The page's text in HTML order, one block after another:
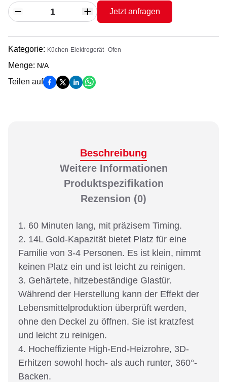
Jetzt anfragen
Kategorie: Küchen-Elektrogerät Ofen
Menge: N/A
Teilen auf
Beschreibung
Weitere Informationen
Produktspezifikation
Rezension (0)
1. 60 Minuten lang, mit präzisem Timing.
2. 14L Gold-Kapazität bietet Platz für eine
Familie von 3-4 Personen. Es ist klein, nimmt
keinen Platz ein und ist leicht zu reinigen.
3. Gehärtete, hitzebeständige Glastür.
Während der Herstellung kann der Effekt der
Lebensmittelproduktion überprüft werden,
ohne den Deckel zu öffnen. Sie ist kratzfest
und leicht zu reinigen.
4. Hocheffiziente High-End-Heizrohre, 3D-
Erhitzen sowohl hoch- als auch runter, 360°-
Backen.